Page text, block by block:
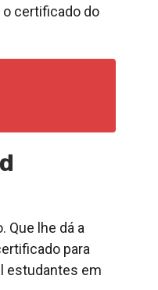
certificado do
Que lhe dá a
para
estudantes em